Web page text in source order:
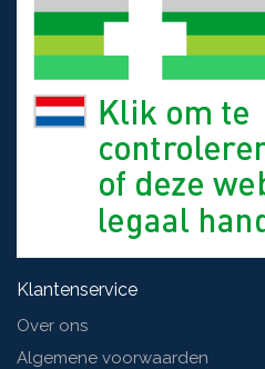
Klantenservice
Over ons
Algemene voorwaarden